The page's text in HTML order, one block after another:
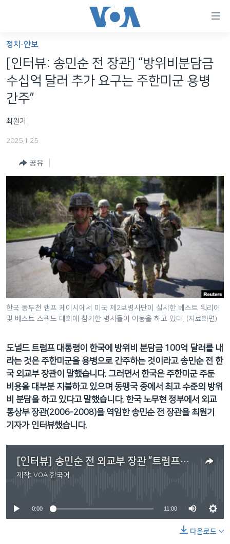
가
능
링
크
인
로
인
네
으
로
등
세계
VOD
FOLLOW US
언어 선택
정치·안보
[인터뷰: 송민순 전 장관] “방위비분담금
수십억 달러 추가 요구는 주한미군 용병
간주”
최원기
2025.1.25
공유
한국 동두천 캠프 케이시에서 미국 제2보병사단이 실시한 베스트 워리어
및 베스트 스쿼드 대회에 참가한 병사들이 이동을 하고 있다. (자료화면)
도널드 트럼프 대통령이 한국에 방위비 분담금 100억 달러를 내
라는 것은 주한미군을 용병으로 간주하는 것이라고 송민순 전 한
국 외교부 장관이 말했습니다. 그러면서 한국은 주한미군 주둔
비용을 대부분 지불하고 있으며 동맹국 중에서 최고 수준의 방위
비 분담을 하고 있다고 말했습니다. 한국 노무현 정부에서 외교
통상부 장관(2006-2008)을 역임한 송민순 전 장관을 최원기
기자가 인터뷰했습니다.
[인터뷰] 송민순 전 외교부 장관 “트럼프가 방위비 분담금 100억 달러를 내라는 것은 주한미군을 용병으로 간주하는 것”
제작: VOA 한국어
No media source currently available
0:00 11:00
다운로드